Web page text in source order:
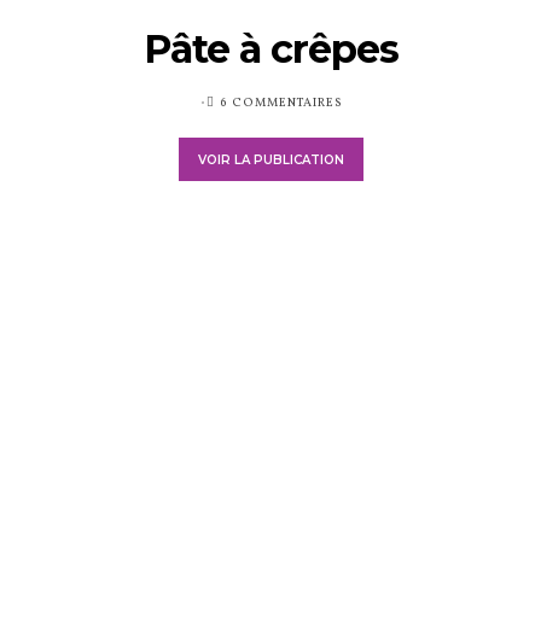
Pâte à crêpes
PUBLIÉ6 COMMENTAIRES
VOIR LA PUBLICATION